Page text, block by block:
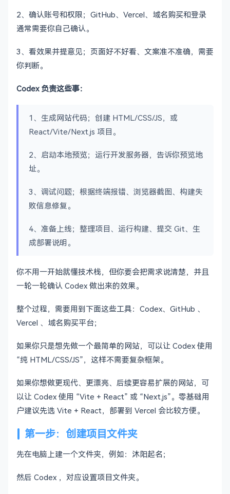
2、确认账号和权限；GitHub、Vercel、域名购买和登录
通常需要你自己确认。
3、看效果并提意见；页面好不好看、文案准不准确，需要
你判断。
Codex 负责这些事：
1、生成网站代码；创建 HTML/CSS/JS，或
React/Vite/Next.js 项目。
2、启动本地预览；运行开发服务器，告诉你预览地
址。
3、调试问题；根据终端报错、浏览器截图、构建失
败信息修复。
4、准备上线；整理项目、运行构建、提交 Git、生
成部署说明。
你不用一开始就懂技术栈，但你要会把需求说清楚，并且
一轮一轮确认 Codex 做出来的效果。
整个过程，需要用到下面这些工具：Codex、GitHub 、
Vercel 、域名购买平台；
如果你只是想先做一个最简单的网站，可以让 Codex 使用
“纯 HTML/CSS/JS”，这样不需要复杂框架。
如果你想做更现代、更漂亮、后续更容易扩展的网站，可
以让 Codex 使用 “Vite + React” 或 “Next.js”。零基础用
户建议先选 Vite + React，部署到 Vercel 会比较方便。
第一步：创建项目文件夹
先在电脑上建一个文件夹，例如：沐阳起名；
然后 Codex ，对应设置项目文件夹。